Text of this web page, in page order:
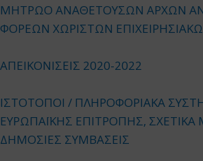
ΜΗΤΡΩΟ ΑΝΑΘΕΤΟΥΣΩΝ ΑΡΧΩΝ
ΦΟΡΕΩΝ ΧΩΡΙΣΤΩΝ
ΑΠΕΙΚΟΝΙΣΕΙΣ 2020-2022
ΙΣΤΟΤΟΠΟΙ / ΠΛΗΡΟΦΟΡΙΑΚΑ
ΕΥΡΩΠΑΪΚΗΣ ΕΠΙΤΡΟΠΗΣ, ΣΧΕΤΙΚΑ
ΔΗΜΟΣΙΕΣ ΣΥΜΒΑΣΕΙΣ